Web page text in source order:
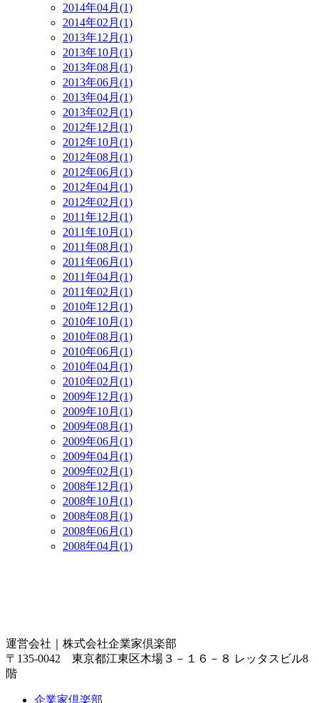
2014年04月(1)
2014年02月(1)
2013年12月(1)
2013年10月(1)
2013年08月(1)
2013年06月(1)
2013年04月(1)
2013年02月(1)
2012年12月(1)
2012年10月(1)
2012年08月(1)
2012年06月(1)
2012年04月(1)
2012年02月(1)
2011年12月(1)
2011年10月(1)
2011年08月(1)
2011年06月(1)
2011年04月(1)
2011年02月(1)
2010年12月(1)
2010年10月(1)
2010年08月(1)
2010年06月(1)
2010年04月(1)
2010年02月(1)
2009年12月(1)
2009年10月(1)
2009年08月(1)
2009年06月(1)
2009年04月(1)
2009年02月(1)
2008年12月(1)
2008年10月(1)
2008年08月(1)
2008年06月(1)
2008年04月(1)
運営会社｜ 株式会社企業家倶楽部
〒135-0042 東京都江東区木場３－１６－８ レッタスビル8
階
企業家倶楽部